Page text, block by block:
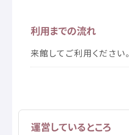
利用までの流れ
来館 してご利用ください。
運営しているところ